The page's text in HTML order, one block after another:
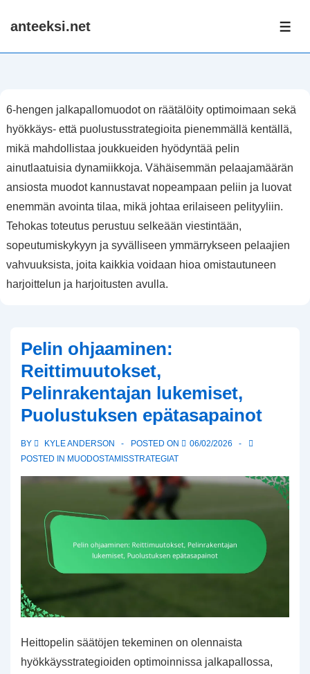
Skipanteeksi.net
6-hengen jalkapallomuodot on räätälöity optimoimaan sekä
hyökkäys- että puolustusstrategioita pienemmällä kentällä,
mikä mahdollistaa joukkueiden hyödyntää pelin
ainutlaatuisia dynamiikkoja. Vähäisemmän pelaajamäärän
ansiosta muodot kannustavat nopeampaan peliin ja luovat
enemmän avointa tilaa, mikä johtaa erilaiseen pelityyliin.
Tehokas toteutus perustuu selkeään viestintään,
sopeutumiskykyyn ja syvälliseen ymmärrykseen pelaajien
vahvuuksista, joita kaikkia voidaan hioa omistautuneen
harjoittelun ja harjoitusten avulla.
Pelin ohjaaminen:
Reittimuutokset,
Pelinrakentajan lukemiset,
Puolustuksen epätasapainot
BY KYLE ANDERSON POSTED ON
06/02/2026
POSTED IN MUODOSTAMISSTRATEGIAT
Heittopelin säätöjen tekeminen on olennaista
hyökkäysstrategioiden optimoinnissa jalkapallossa,